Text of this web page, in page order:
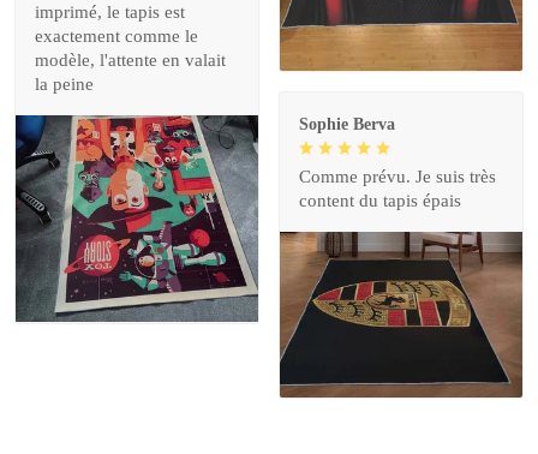
imprimé, le tapis est
exactement comme le
modèle, l'attente en valait
la peine
Sophie Berva
Comme prévu. Je suis très
content du tapis épais